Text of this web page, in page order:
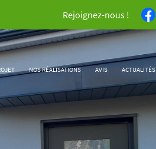
Rejoignez-nous !
NOS RÉALISATIONS AVIS ACTUALITÉS